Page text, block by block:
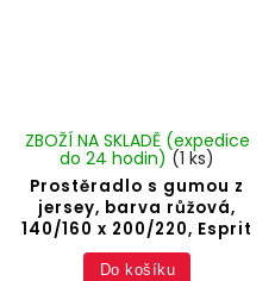
Prostěradlo s gumou z
jersey, barva růžová,
140/160 x 200/220, Esprit
ZBOŽÍ NA SKLADĚ (expedice
do 24 hodin)(1 ks)
Do košíku